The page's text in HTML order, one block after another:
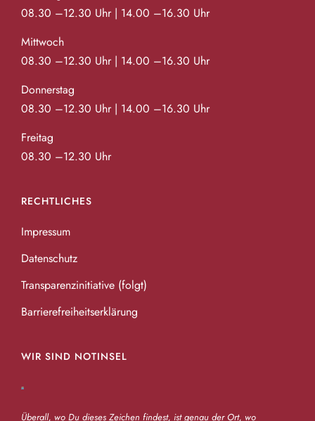
08.30 –12.30 Uhr | 14.00 –16.30 Uhr
Mittwoch
08.30 –12.30 Uhr | 14.00 –16.30 Uhr
Donnerstag
08.30 –12.30 Uhr | 14.00 –16.30 Uhr
Freitag
08.30 –12.30 Uhr
RECHTLICHES
Impressum
Datenschutz
Transparenzinitiative (folgt)
Barrierefreiheitserklärung
WIR SIND NOTINSEL
Überall, wo Du dieses Zeichen findest, ist genau der Ort, wo